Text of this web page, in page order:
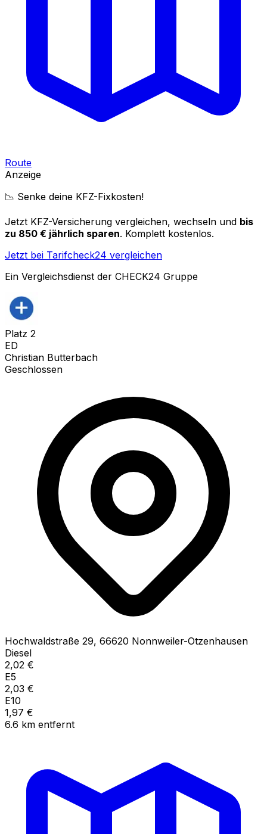
Route
Anzeige
📉 Senke deine KFZ-Fixkosten!
Jetzt KFZ-Versicherung vergleichen, wechseln und bis
zu 850 € jährlich sparen. Komplett kostenlos.
Jetzt bei Tarifcheck24 vergleichen
Ein Vergleichsdienst der CHECK24 Gruppe
Platz 2
ED
Christian Butterbach
Geschlossen
Hochwaldstraße 29, 66620 Nonnweiler-Otzenhausen
Diesel
2,02 €
E5
2,03 €
E10
1,97 €
6.6 km entfernt